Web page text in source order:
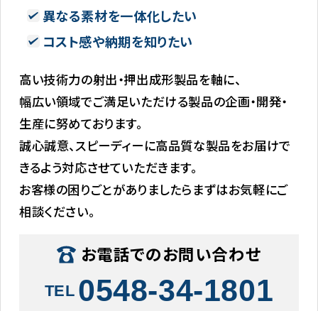
異なる素材を一体化したい
コスト感や納期を知りたい
高い技術力の射出・押出成形製品を軸に、
幅広い領域でご満足いただける製品の企画・開発・
生産に努めております。
誠心誠意、スピーディーに高品質な製品をお届けで
きるよう対応させていただきます。
お客様の困りごとがありましたらまずはお気軽にご
相談ください。
お電話でのお問い合わせ
TEL 0548-34-1801